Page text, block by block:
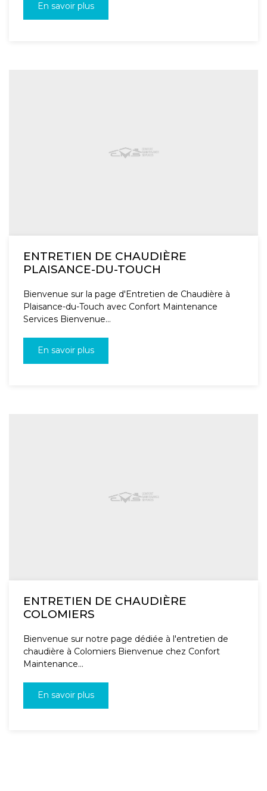
En savoir plus
ENTRETIEN DE CHAUDIÈRE
PLAISANCE-DU-TOUCH
Bienvenue sur la page d'Entretien de Chaudière à
Plaisance-du-Touch avec Confort Maintenance
Services Bienvenue...
En savoir plus
ENTRETIEN DE CHAUDIÈRE
COLOMIERS
Bienvenue sur notre page dédiée à l'entretien de
chaudière à Colomiers Bienvenue chez Confort
Maintenance...
En savoir plus